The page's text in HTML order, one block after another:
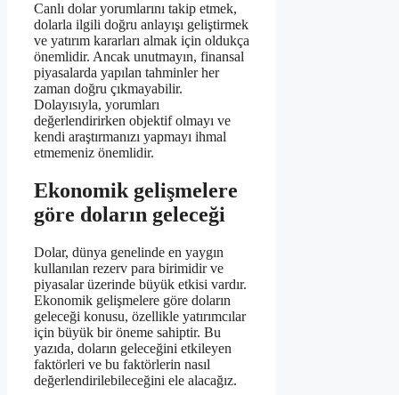
Canlı dolar yorumlarını takip etmek,
dolarla ilgili doğru anlayışı geliştirmek
ve yatırım kararları almak için oldukça
önemlidir. Ancak unutmayın, finansal
piyasalarda yapılan tahminler her
zaman doğru çıkmayabilir.
Dolayısıyla, yorumları
değerlendirirken objektif olmayı ve
kendi araştırmanızı yapmayı ihmal
etmemeniz önemlidir.
Ekonomik gelişmelere
göre doların geleceği
Dolar, dünya genelinde en yaygın
kullanılan rezerv para birimidir ve
piyasalar üzerinde büyük etkisi vardır.
Ekonomik gelişmelere göre doların
geleceği konusu, özellikle yatırımcılar
için büyük bir öneme sahiptir. Bu
yazıda, doların geleceğini etkileyen
faktörleri ve bu faktörlerin nasıl
değerlendirilebileceğini ele alacağız.